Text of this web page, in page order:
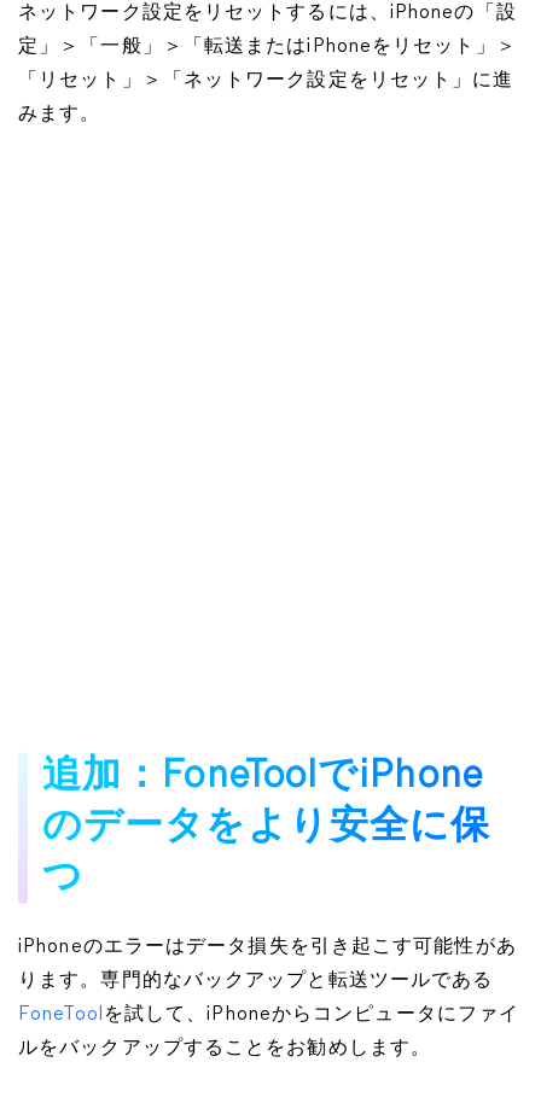
ネットワーク設定をリセットするには、iPhoneの「設
定」＞「一般」＞「転送またはiPhoneをリセット」＞
「リセット」＞「ネットワーク設定をリセット」に進
みます。
追加：FoneToolでiPhone
のデータをより安全に保
つ
iPhoneのエラーはデータ損失を引き起こす可能性があ
ります。専門的なバックアップと転送ツールである
FoneTool を試して、iPhoneからコンピュータにファイ
ルをバックアップすることをお勧めします。